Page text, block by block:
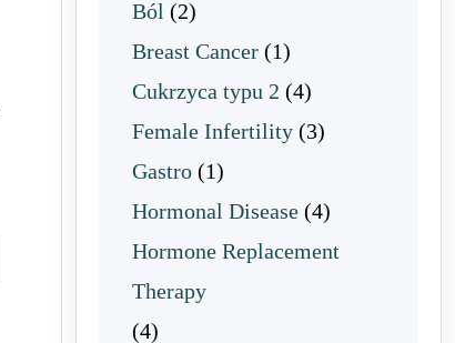
Ból (2)
Breast Cancer (1)
Cukrzyca typu 2 (4)
Female Infertility (3)
Gastro (1)
Hormonal Disease (4)
Hormone Replacement
Therapy
(4)